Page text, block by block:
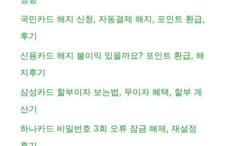
국민카드 해지 신청, 자동결제 해지, 포인트 환급,
후기
신용카드 해지 불이익 있을까요? 포인트 환급, 해
지후기
삼성카드 할부이자 보는법, 무이자 혜택, 할부 계
산기
하나카드 비밀번호 3회 오류 잠금 해제, 재설정